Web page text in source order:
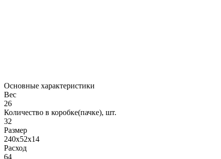
Основные характеристики
Вес
26
Количество в коробке(пачке), шт.
32
Размер
240x52x14
Расход
64